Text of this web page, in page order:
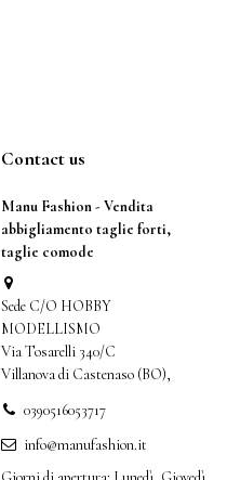
Contact us
Manu Fashion - Vendita
abbigliamento taglie forti,
taglie comode
Sede C/O HOBBY
MODELLISMO
Via Tosarelli 340/C
Villanova di Castenaso (BO),
0390516053717
info@manufashion.it